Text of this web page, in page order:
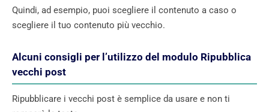
Quindi, ad esempio, puoi scegliere il contenuto a caso o
scegliere il tuo contenuto più vecchio.
Alcuni consigli per l’utilizzo del modulo Ripubblica
vecchi post
Ripubblicare i vecchi post è semplice da usare e non ti